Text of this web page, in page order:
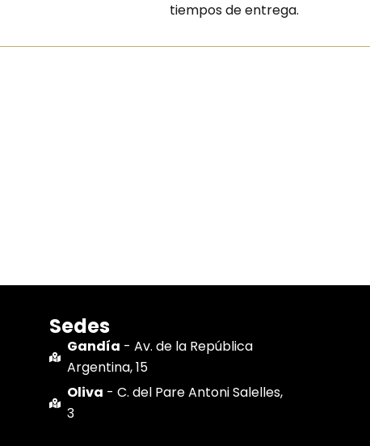
tiempos de entrega.
Sedes
Gandía - Av. de la República
Argentina, 15
Oliva - C. del Pare Antoni Salelles,
3